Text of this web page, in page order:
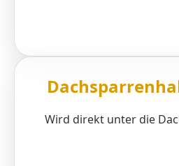
Wird direkt unter die